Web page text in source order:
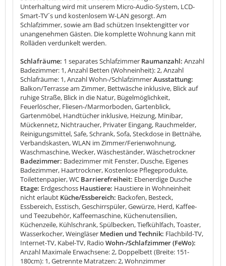
Unterhaltung wird mit unserem Micro-Audio-System, LCD-
Smart-TV´s und kostenlosem W-LAN gesorgt. Am
Schlafzimmer, sowie am Bad schützen Insektengitter vor
unangenehmen Gästen. Die komplette Wohnung kann mit
Rolläden verdunkelt werden.
Schlafräume: 1 separates Schlafzimmer Raumanzahl: Anzahl
Badezimmer: 1, Anzahl Betten (Wohneinheit): 2, Anzahl
Schlafräume: 1, Anzahl Wohn-/SchlafzimmerAusstattung:
Balkon/Terrasse am Zimmer, Bettwäsche inklusive, Blick auf
ruhige Straße, Blick in die Natur, Bügelmöglichkeit,
Feuerlöscher, Fliesen-/Marmorboden, Gartenblick,
Gartenmöbel, Handtücher inklusive, Heizung, Minibar,
Mückennetz, Nichtraucher, Privater Eingang, Rauchmelder,
Reinigungsmittel, Safe, Schrank, Sofa, Steckdose in Bettnähe,
Verbandskasten, WLAN im Zimmer/Ferienwohnung,
Waschmaschine, Wecker, Wäscheständer, Wäschetrockner
Badezimmer: Badezimmer mit Fenster, Dusche, Eigenes
Badezimmer, Haartrockner, Kostenlose Pflegeprodukte,
Toilettenpapier, WC Barrierefreiheit: Ebenerdige Dusche
Etage: Erdgeschoss Haustiere: Haustiere in Wohneinheit
nicht erlaubt Küche/Essbereich: Backofen, Besteck,
Essbereich, Esstisch, Geschirrspüler, Gewürze, Herd, Kaffee-
und Teezubehör, Kaffeemaschine, Küchenutensilien,
Küchenzeile, Kühlschrank, Spülbecken, Tiefkühlfach, Toaster,
Wasserkocher, Weingläser Medien und Technik: Flachbild-TV,
Internet-TV, Kabel-TV, Radio Wohn-/Schlafzimmer (FeWo):
Anzahl Maximale Erwachsene: 2, Doppelbett (Breite: 151-
180cm): 1, Getrennte Matratzen: 2, Wohnzimmer